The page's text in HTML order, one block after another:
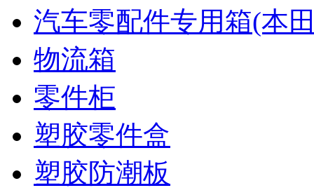
汽车零配件专用箱(本
物流箱
零件柜
塑胶零件盒
塑胶防潮板